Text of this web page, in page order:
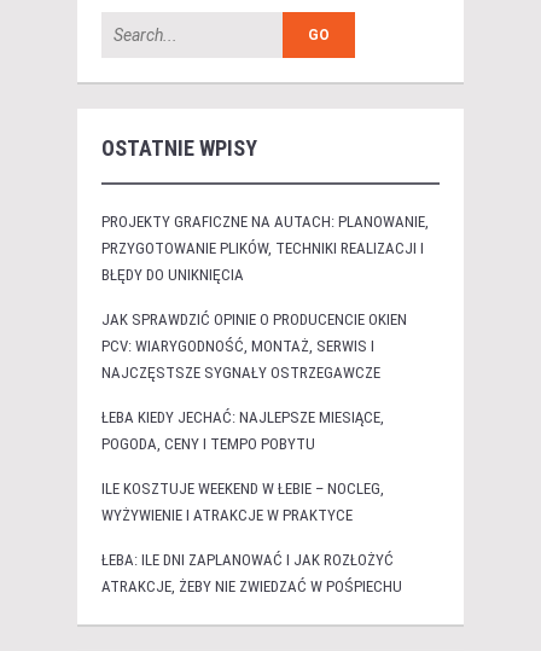
OSTATNIE WPISY
PROJEKTY GRAFICZNE NA AUTACH: PLANOWANIE,
PRZYGOTOWANIE PLIKÓW, TECHNIKI REALIZACJI I
BŁĘDY DO UNIKNIĘCIA
JAK SPRAWDZIĆ OPINIE O PRODUCENCIE OKIEN
PCV: WIARYGODNOŚĆ, MONTAŻ, SERWIS I
NAJCZĘSTSZE SYGNAŁY OSTRZEGAWCZE
ŁEBA KIEDY JECHAĆ: NAJLEPSZE MIESIĄCE,
POGODA, CENY I TEMPO POBYTU
ILE KOSZTUJE WEEKEND W ŁEBIE – NOCLEG,
WYŻYWIENIE I ATRAKCJE W PRAKTYCE
ŁEBA: ILE DNI ZAPLANOWAĆ I JAK ROZŁOŻYĆ
ATRAKCJE, ŻEBY NIE ZWIEDZAĆ W POŚPIECHU